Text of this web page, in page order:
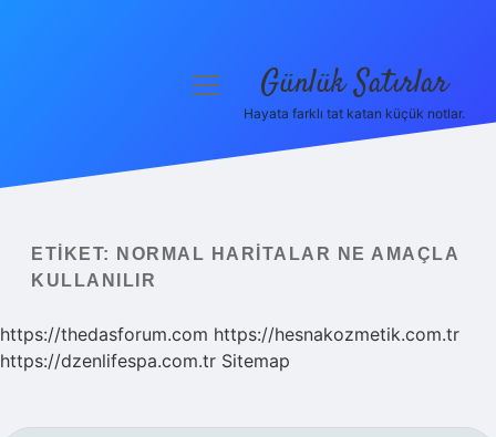
Yasal Uyarı
menüyü Günlük Satırlar
Hayata farklı tat katan küçük notlar.
ETIKET:
NORMAL HARITALAR NE AMAÇLA
KULLANILIR
https://thedasforum.com https://hesnakozmetik.com.tr
https://dzenlifespa.com.tr Sitemap